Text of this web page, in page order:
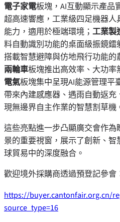
電子家電板塊，AI互動顯示產品
超高速響應，工業級四足機器人
能力，適用於極端環境； 工業製
料自動識別功能的桌面級振鏡
搭載智慧避障與仿地飛行功能的
兩輪車板塊推出高效率、大功率
電氣板塊集中呈現AI能源管理平
帶來內建感應器、遇雨自動返
現無邊界自主作業的智慧割草機
這些亮點進一步凸顯廣交會作為
景的重要視窗，展示了創新、
球貿易中的深度融合。
歡迎境外採購商透過預登記參會
https://buyer.cantonfair.org.cn/
source_type=16